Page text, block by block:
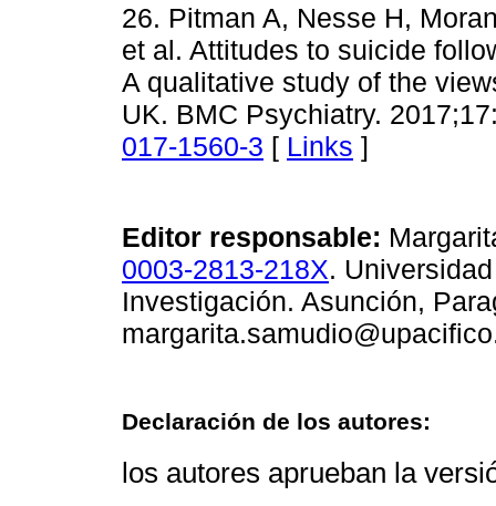
26. Pitman A, Nesse H,
et al. Attitudes to suicide
A qualitative study of the
UK. BMC Psychiatry.
017-1560-3 [ Links ]
Editor responsable:
0003-2813-218X.
Investigación. Asunción,
Declaración de los autores:
los autores aprueban la